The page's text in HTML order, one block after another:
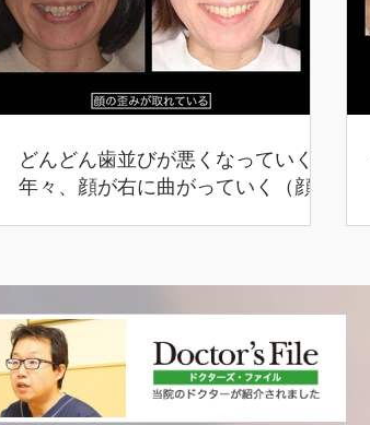
どんどん歯並びが悪くなっていく
年々、顔が右に曲がっていく（顔の